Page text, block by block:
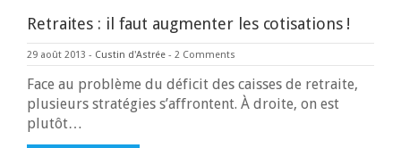
Retraites : il faut augmenter les cotisations !
29 août 2013 - Custin d'Astrée - 2 Comments
Face au problème du déficit des caisses de retraite,
plusieurs stratégies s’affrontent. À droite, on est
plutôt…